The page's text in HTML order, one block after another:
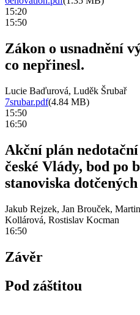
15:20
15:50
Zákon o usnadnění
co nepřinesl.
Lucie Baďurová, Luděk Šrubař
7srubar.pdf(4.84 MB)
15:50
16:50
Akční plán
české Vlády, bod po
stanoviska
Jakub Rejzek, Jan Brouček,
Kollárová, Rostislav Kocman
16:50
Závěr
Pod záštitou